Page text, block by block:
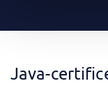
Java-